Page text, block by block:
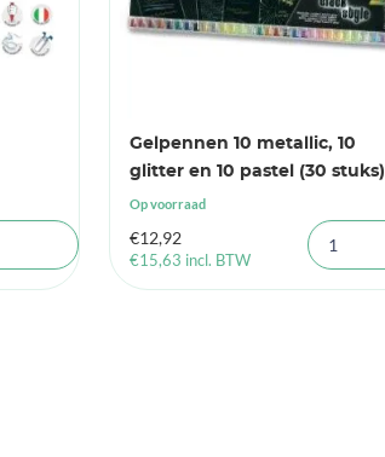
Gelpennen 10 metallic, 10
glitter en 10 pastel (30 stuks)
Op voorraad
€12,92
€15,63 incl. BTW